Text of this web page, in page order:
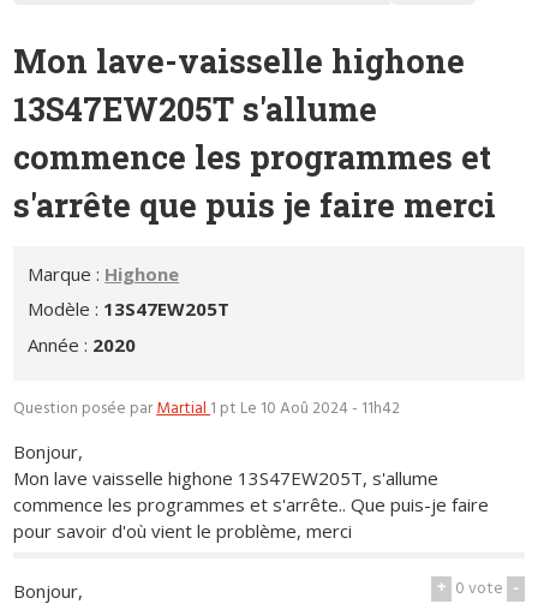
Mon lave-vaisselle highone
13S47EW205T s'allume
commence les programmes et
s'arrête que puis je faire merci
Marque : Highone
Modèle : 13S47EW205T
Année : 2020
Question posée parMartial1 pt Le 10 Aoû 2024 - 11h42
Bonjour,
Mon lave vaisselle highone 13S47EW205T, s'allume
commence les programmes et s'arrête.. Que puis-je faire
pour savoir d'où vient le problème, merci
+ 0vote -
Bonjour,